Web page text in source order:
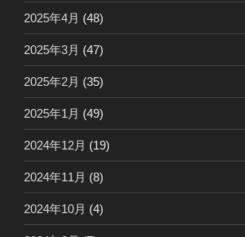
2025年4月 (48)
2025年3月 (47)
2025年2月 (35)
2025年1月 (49)
2024年12月 (19)
2024年11月 (8)
2024年10月 (4)